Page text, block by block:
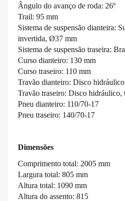
Ângulo do avanço de roda: 26º
Trail: 95 mm
Sistema de suspensão dianteira:
invertida, Ø37 mm
Sistema de suspensão traseira:
Curso dianteiro: 130 mm
Curso traseiro: 110 mm
Travão dianteiro: Disco
Travão traseiro: Disco
Pneu dianteiro: 110/70-17
Pneu traseiro: 140/70-17
Dimensões
Comprimento total: 2005 mm
Largura total: 805 mm
Altura total: 1090 mm
Altura do assento: 815